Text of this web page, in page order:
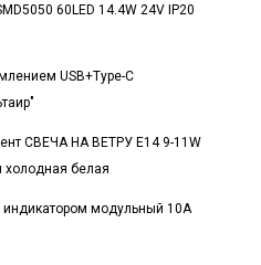
60LED 14.4W 24V IP20
USB+Type-C
СВЕЧА НА ВЕТРУ E14 9-11W
холодная белая
модульный 10А